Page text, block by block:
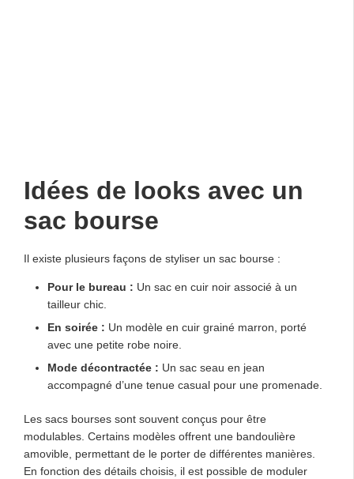
Idées de looks avec un
sac bourse
Il existe plusieurs façons de styliser un sac bourse :
Pour le bureau : Un sac en cuir noir associé à un
tailleur chic.
En soirée : Un modèle en cuir grainé marron, porté
avec une petite robe noire.
Mode décontractée : Un sac seau en jean
accompagné d’une tenue casual pour une promenade.
Les sacs bourses sont souvent conçus pour être
modulables. Certains modèles offrent une bandoulière
amovible, permettant de le porter de différentes manières.
En fonction des détails choisis, il est possible de moduler